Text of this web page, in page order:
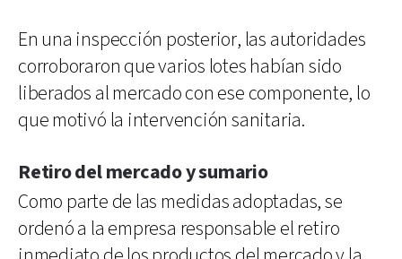
En una inspección posterior, las autoridades
corroboraron que varios lotes habían sido
liberados al mercado con ese componente, lo
que motivó la intervención sanitaria.
Retiro del mercado y sumario
Como parte de las medidas adoptadas, se
ordenó a la empresa responsable el retiro